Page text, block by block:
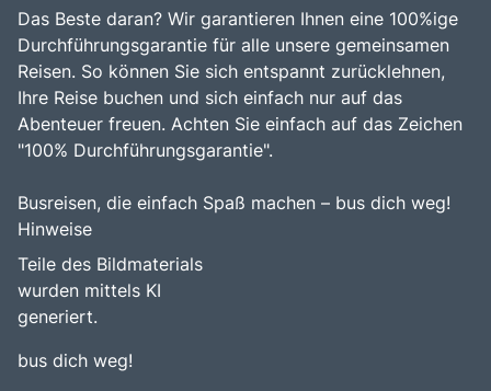
Das Beste daran? Wir garantieren Ihnen eine 100%ige
Durchführungsgarantie für alle unsere gemeinsamen
Reisen. So können Sie sich entspannt zurücklehnen,
Ihre Reise buchen und sich einfach nur auf das
Abenteuer freuen. Achten Sie einfach auf das Zeichen
"100% Durchführungsgarantie".
Busreisen, die einfach Spaß machen – bus dich weg!
Hinweise
Teile des Bildmaterials
wurden mittels KI
generiert.
bus dich weg!